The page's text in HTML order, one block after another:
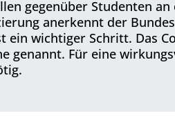
gegenüber Studenten
anerkennt der
wichtiger Schritt. Das
genannt. Für eine